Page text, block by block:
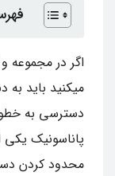
اگر در مجموعه
میکنید باید به
دسترسی به
پاناسونیک یکی
محدود کردن